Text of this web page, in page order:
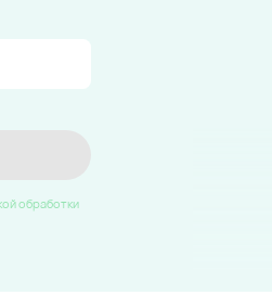
обработки